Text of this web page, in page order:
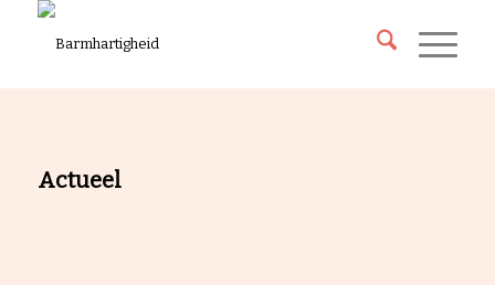
Actueel